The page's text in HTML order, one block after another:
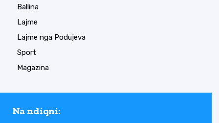
Ballina
Lajme
Lajme nga Podujeva
Sport
Magazina
Na ndiqni: